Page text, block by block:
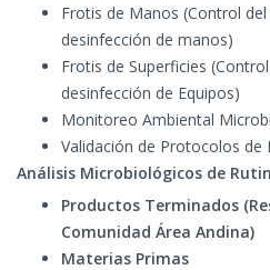
Frotis de Manos (Control
desinfección de manos)
Frotis de Superficies
desinfección de Equipos)
Monitoreo Ambiental
Validación de Protocolos de
Análisis Microbiológicos de
Productos Terminados
Comunidad Área Andina)
Materias Primas